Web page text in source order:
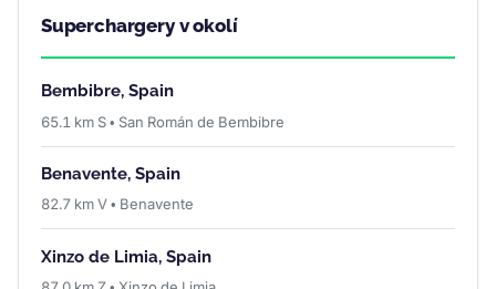
Superchargery v okolí
Bembibre, Spain
65.1 km S • San Román de Bembibre
Benavente, Spain
82.7 km V • Benavente
Xinzo de Limia, Spain